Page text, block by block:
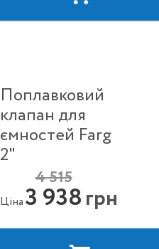
Поплавковий
клапан для
ємностей Farg
2"
Ціна
4 515
3 938грн